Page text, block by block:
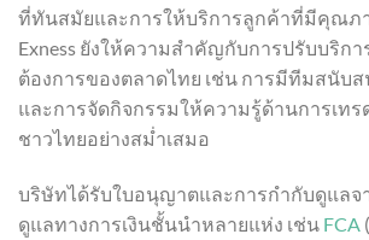
ที่ทันสมัยและการให้บริการลูกค้าที่มีคุณภ
Exness ยังให้ความสำคัญกับการปรับบริกา
ต้องการของตลาดไทย เช่น การมีทีมสนับ
และการจัดกิจกรรมให้ความรู้ด้านการเท
ชาวไทยอย่างสม่ำเสมอ
บริษัทได้รับใบอนุญาตและการกำกับดูแลจ
ดูแลทางการเงินชั้นนำหลายแห่ง เช่น FCA